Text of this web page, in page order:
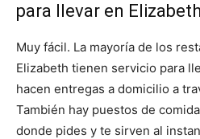
para llevar en
Muy fácil. La mayoría de los
Elizabeth tienen servicio para
hacen entregas a domicilio a
También hay puestos de
donde pides y te sirven al